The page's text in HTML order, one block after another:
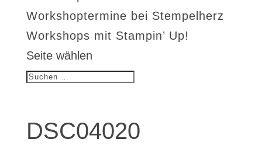
Workshoptermine bei Stempelherz
Workshops mit Stampin’ Up!
Seite wählen
DSC04020